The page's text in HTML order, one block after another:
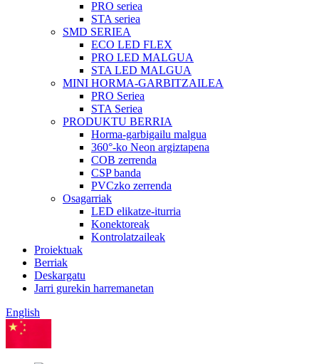
PRO seriea
STA seriea
SMD SERIEA
ECO LED FLEX
PRO LED MALGUA
STA LED MALGUA
MINI HORMA-GARBITZAILEA
PRO Seriea
STA Seriea
PRODUKTU BERRIA
Horma-garbigailu malgua
360°-ko Neon argiztapena
COB zerrenda
CSP banda
PVCzko zerrenda
Osagarriak
LED elikatze-iturria
Konektoreak
Kontrolatzaileak
Proiektuak
Berriak
Deskargatu
Jarri gurekin harremanetan
English